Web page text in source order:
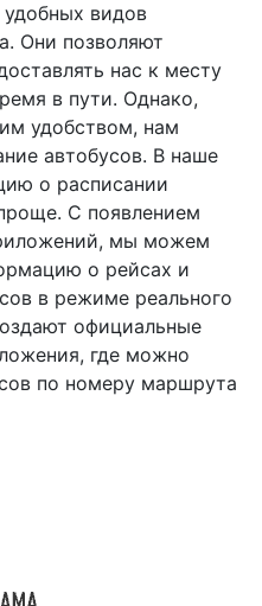
удобных видов
Они позволяют
нас к месту
в пути. Однако,
удобством, нам
автобусов. В наше
о расписании
С появлением
мы можем
о рейсах и
в режиме реального
официальные
где можно
по номеру маршрута